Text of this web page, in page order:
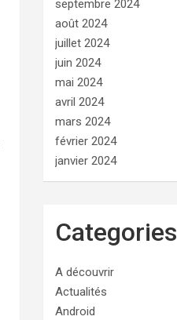
septembre 2024
août 2024
juillet 2024
juin 2024
mai 2024
avril 2024
mars 2024
février 2024
janvier 2024
Categories
A découvrir
Actualités
Android